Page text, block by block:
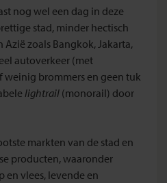
nog wel een dag in deze
stad, minder hectisch
zoals Bangkok, Jakarta,
autoverkeer (met
weinig brommers en geen tuk
lightrail (monorail) door
markten van de stad en
producten, waaronder
en vlees, levende en